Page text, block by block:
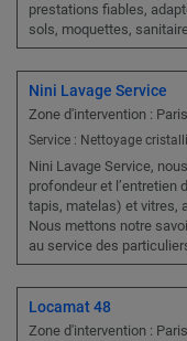
prestations fiables,
sols, moquettes,
Nini Lavage Service
Zone d'intervention :
Service : Nettoyage
Nini Lavage Service,
profondeur et l’entretien
tapis, matelas) et vitres,
Nous mettons notre
au service des
Locamat 48
Zone d'intervention :